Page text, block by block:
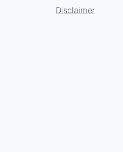
Disclaimer